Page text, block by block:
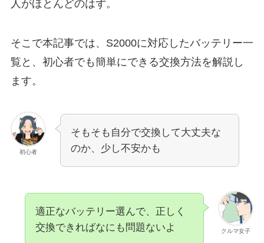
人がほとんどのはず。
そこで本記事では、S2000に対応したバッテリー一
覧と、初心者でも簡単にできる交換方法を解説し
ます。
初心者
そもそも自分で交換して大丈夫な
のか、少し不安かも
クルマ女子
適正なバッテリー選んで、正しく
交換できればなにも問題ないよ